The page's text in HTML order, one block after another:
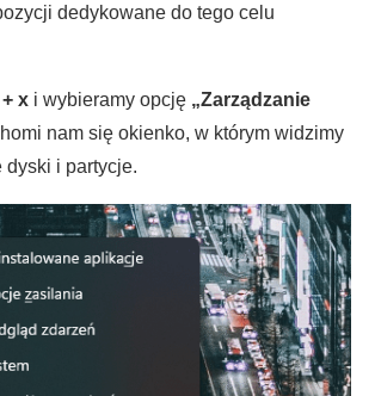
dedykowane do tego celu
x i wybieramy opcję „Zarządzanie
nam się okienko, w którym widzimy
dyski i partycje.